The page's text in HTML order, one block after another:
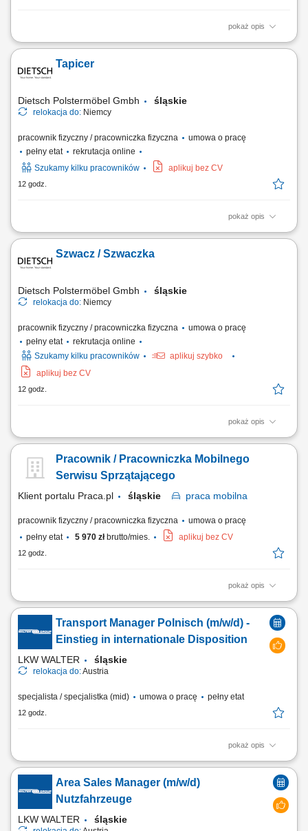
pokaż opis
Zadania: obsługa wózków widłowych wysokiego składu; obsługa
wagonów kolejowych; załadunek i rozładunek towarów; przestrzeganie
zasad bezpieczeństwa oraz obowiązujących procedur;
Tapicer
Dietsch Polstermöbel Gmbh śląskie
relokacja do: Niemcy
pracownik fizyczny / pracowniczka fizyczna
umowa o pracę
pełny etat
rekrutacja online
Szukamy kilku pracowników
aplikuj bez CV
12 godz.
pokaż opis
Twoje zadania Produkcja naszych mebli tapicerowanych (głównie
elementów funkcjonalnych do wstępnie tapicerowanych mebli. Obicie
stelaży i elementów formowanych wysokiej jakości tkaninami i skórami.
Szwacz / Szwaczka
Dietsch Polstermöbel Gmbh śląskie
relokacja do: Niemcy
pracownik fizyczny / pracowniczka fizyczna
umowa o pracę
pełny etat
rekrutacja online
Szukamy kilku pracowników
aplikuj szybko
aplikuj bez CV
12 godz.
pokaż opis
Twoje zadania Produkcja i przygotowanie pokrowców tapicerskich z
Wsparcie w projektowaniu i realizacji indywidualnych życzeń klientów;
Kontrola jakości gotowych produktów Pielęgnacja i konserwacja
Pracownik / Pracowniczka Mobilnego
Serwisu Sprzątającego
Klient portalu Praca.pl śląskie praca mobilna
pracownik fizyczny / pracowniczka fizyczna
umowa o pracę
pełny etat
5 970 złbrutto/mies. aplikuj bez CV
12 godz.
pokaż opis
Pranie wykładzin oraz tapicerki. Mycie okien i powierzchni szklanych.
Doczyszczanie różnego rodzaju powierzchni z wykorzystaniem
specjalistycznych maszyn i środków. Wykonywanie sezonowych prac
związanych z pielęgnacją terenów zielonych, w tym koszenie trawy.
Realizacja innych prac...
Transport Manager Polnisch (m/w/d) -
Einstieg in internationale Disposition
LKW WALTER śląskie
relokacja do:Austria
specjalista / specjalistka (mid) umowa o pracę pełny etat
12 godz.
pokaż opis
Stellenbeschreibung Deine Aufgaben Transportabwicklung: Nach der
übergeordneten Transportplanung übernimmst du die tägliche
Disposition und begleitest internationale Transporte zuverlässig durch
die operative Abwicklung; Wirtschaftliche Entscheidungen: Du
vergleichst verfügbare...
Area Sales Manager (m/w/d)
Nutzfahrzeuge
LKW WALTER śląskie